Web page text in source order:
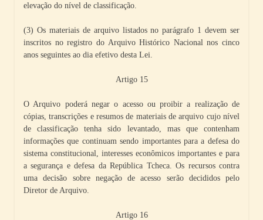
elevação do nível de classificação.
(3) Os materiais de arquivo listados no parágrafo 1 devem ser
inscritos no registro do Arquivo Histórico Nacional nos cinco
anos seguintes ao dia efetivo desta Lei.
Artigo 15
O Arquivo poderá negar o acesso ou proibir a realização de
cópias, transcrições e resumos de materiais de arquivo cujo nível
de classificação tenha sido levantado, mas que contenham
informações que continuam sendo importantes para a defesa do
sistema constitucional, interesses econômicos importantes e para
a segurança e defesa da República Tcheca. Os recursos contra
uma decisão sobre negação de acesso serão decididos pelo
Diretor de Arquivo.
Artigo 16